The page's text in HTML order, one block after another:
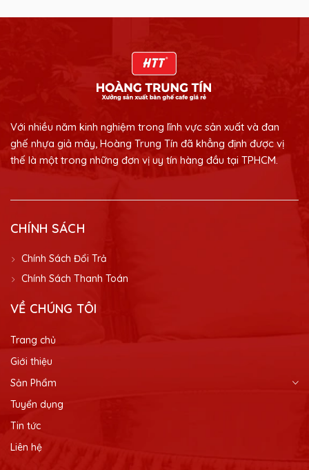
Với nhiều năm kinh nghiệm trong lĩnh vực sản xuất và đan
ghế nhựa giả mây, Hoàng Trung Tín đã khẳng định được vị
thế là một trong những đơn vị uy tín hàng đầu tại TPHCM.
CHÍNH SÁCH
Chính Sách Đổi Trả
Chính Sách Thanh Toán
VỀ CHÚNG TÔI
Trang chủ
Giới thiệu
Sản Phẩm
Tuyển dụng
Tin tức
Liên hệ